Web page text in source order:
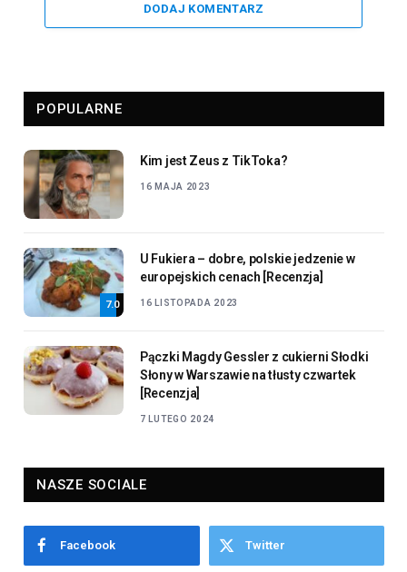
DODAJ KOMENTARZ
POPULARNE
Kim jest Zeus z TikToka?
16 MAJA 2023
7.0
U Fukiera – dobre, polskie jedzenie w
europejskich cenach [Recenzja]
16 LISTOPADA 2023
Pączki Magdy Gessler z cukierni Słodki
Słony w Warszawie na tłusty czwartek
[Recenzja]
7 LUTEGO 2024
NASZE SOCIALE
Facebook Twitter